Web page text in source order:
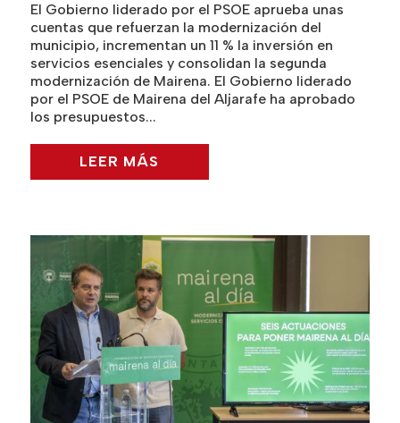
El Gobierno liderado por el PSOE aprueba unas
cuentas que refuerzan la modernización del
municipio, incrementan un 11 % la inversión en
servicios esenciales y consolidan la segunda
modernización de Mairena. El Gobierno liderado
por el PSOE de Mairena del Aljarafe ha aprobado
los presupuestos...
LEER MÁS